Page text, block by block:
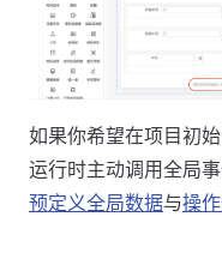
如果你希望在项目初
运行时主动调用全局
预定义全局数据与操